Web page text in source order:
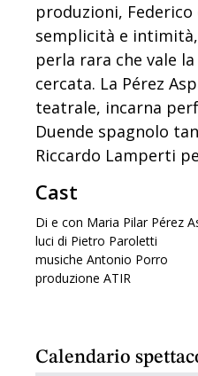
produzioni,
semplicità e
perla rara che vale
cercata. La Pérez
teatrale, incarna
Duende spagnolo
Riccardo Lamperti
Cast
Di e con Maria Pilar Pérez
luci di Pietro Paroletti
musiche Antonio Porro
produzione ATIR
Calendario